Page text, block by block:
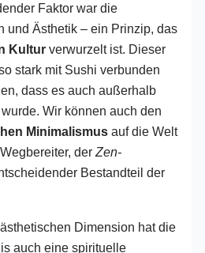
Faktor war die
und Ästhetik – ein Prinzip, das
Kultur verwurzelt ist. Dieser
stark mit Sushi verbunden
dass es auch außerhalb
Wir können auch den
Minimalismus auf die Welt
derZen-
Bestandteil der
Dimension hat die
auch eine spirituelle